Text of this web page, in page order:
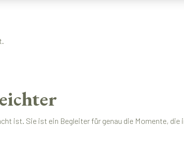
ist. Sie ist ein Begleiter für genau die Momente,